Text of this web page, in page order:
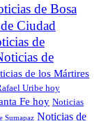
de Bosa
Ciudad
de
de
de los Mártires
Uribe hoy
Fe hoy Noticias
Sumapaz Noticias de